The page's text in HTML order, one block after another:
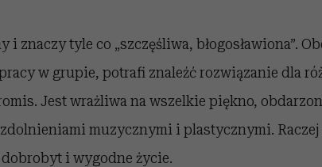
i znaczy tyle co „szczęśliwa, błogosławiona”.
w grupie, potrafi znaleźć rozwiązanie dla
Jest wrażliwa na wszelkie piękno,
muzycznymi i plastycznymi.
i wygodne życie.